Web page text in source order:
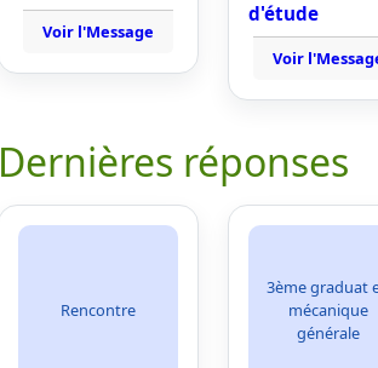
Voir l'Message
d'étude
Voir
Dernières réponses
Rencontre
3ème graduat
mécanique
générale